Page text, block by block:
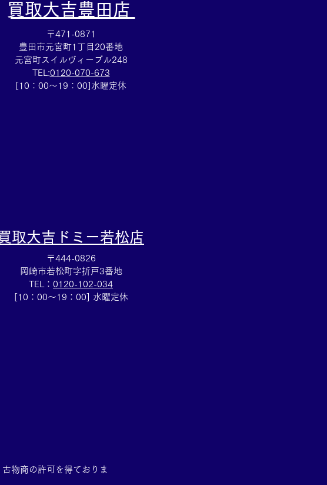
アップルウォッチのお買取も
​買取大吉豊田店
〒471-0871
豊田市元宮町1丁目20番地
元宮町スイルヴィーブル248
TEL:0120-070-673
[10：00～19：00]水曜定休
取大吉ドミー若松店
〒444-0826
岡崎市若松町字折戸3番地
TEL： 0120-102-034
[10：00～19：00] 水曜定休
物商の許可を得ておりま